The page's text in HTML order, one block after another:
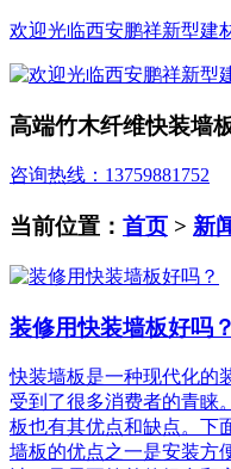
欢迎光临西安鹏祥新型建
高端竹木纤维快装墙
咨询热线：13759881752
当前位置： 首页 > 新
装修用快装墙板好吗？
快装墙板是一种现代化的
受到了很多消费者的青睐
板也有其优点和缺点。下
墙板的优点之一是安装方